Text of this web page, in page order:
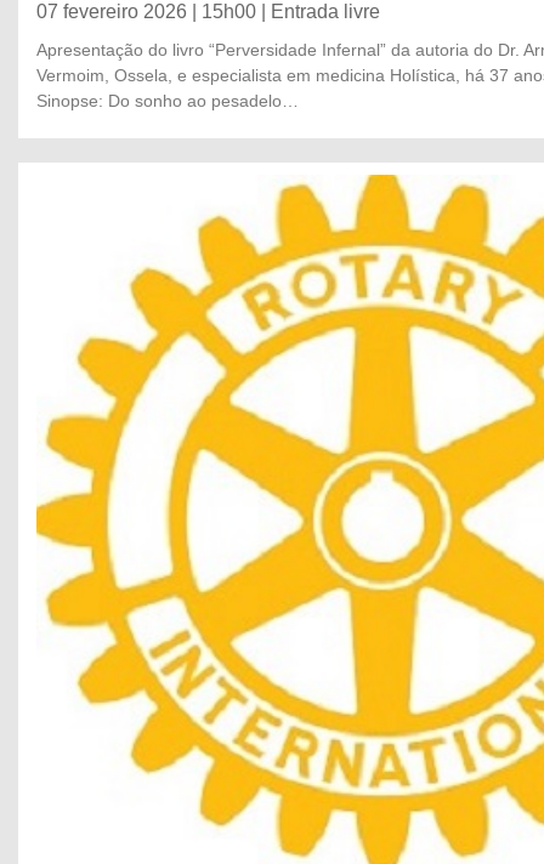
07 fevereiro 2026 | 15h00 | Entrada livre
Apresentação do livro “Perversidade Infernal” da autoria do Dr.
Vermoim, Ossela, e especialista em medicina Holística, há 37
Sinopse: Do sonho ao pesadelo…